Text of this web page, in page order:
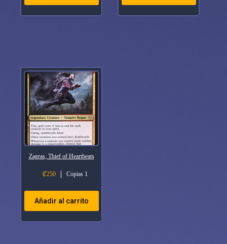
Zagras, Thief of Heartbeats
₡250 Copias 1
Añadir al carrito